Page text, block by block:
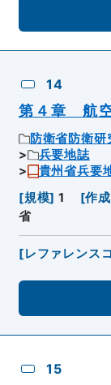
14
第４章 航
防衛省防衛研
兵要地誌
貴州省兵要
[規模] 1 [作
省
[レファレンス
15